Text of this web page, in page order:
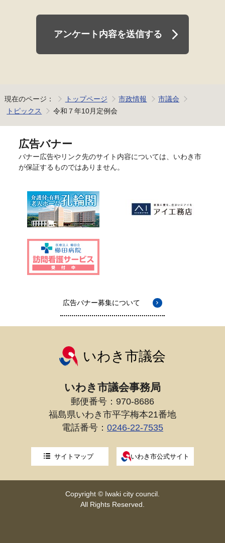
アンケート内容を送信する
現在のページ： トップページ 市政情報
市議会
トピックス
令和７年10月定例会
広告バナー
バナー広告やリンク先のサイト内容については、いわき市
が保証するものではありません。
広告バナー募集について
いわき市議会
いわき市議会事務局
郵便番号：970-8686
福島県いわき市平字梅本21番地
電話番号： 0246-22-7535
サイトマップ いわき市公式サイト
Copyright © Iwaki city council.
All Rights Reserved.